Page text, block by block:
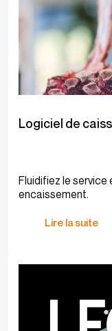
Logiciel de
Fluidifiez le
encaissement.
Lire la suite